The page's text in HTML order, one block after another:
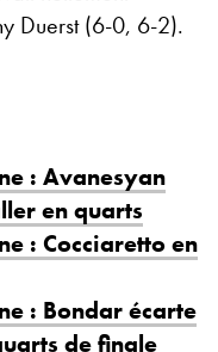
Duerst (6-0, 6-2).
: Avanesyan
en quarts
: Cocciaretto en
: Bondar écarte
de finale